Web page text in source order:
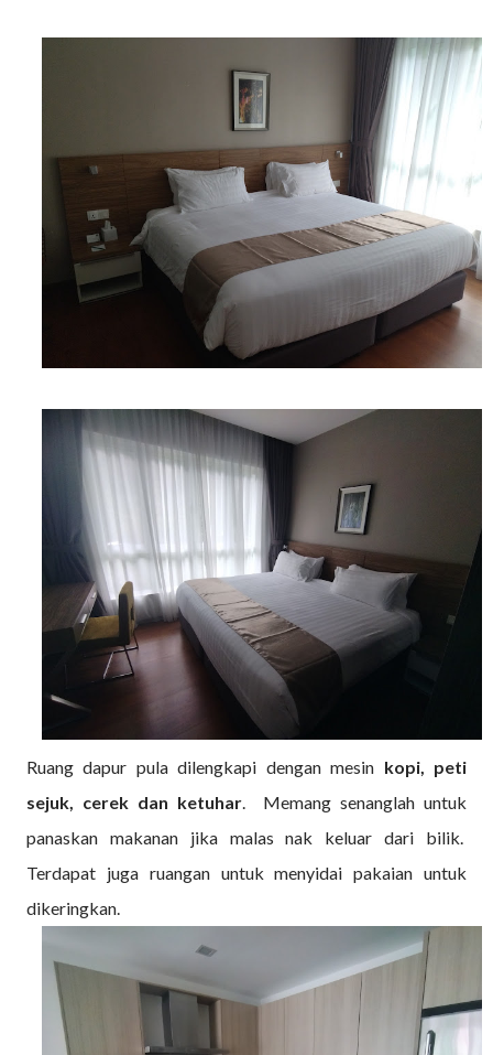
Ruang dapur pula dilengkapi dengan mesin kopi, peti
sejuk, cerek dan ketuhar . Memang senanglah untuk
panaskan makanan jika malas nak keluar dari bilik.
Terdapat juga ruangan untuk menyidai pakaian untuk
dikeringkan.